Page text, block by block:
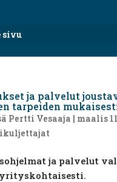
sivu
ja palvelut
tarpeiden
Pertti Vesaaja | maalis
ja palvelut